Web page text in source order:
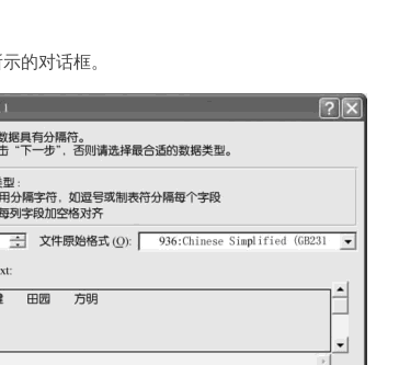
的对话框。